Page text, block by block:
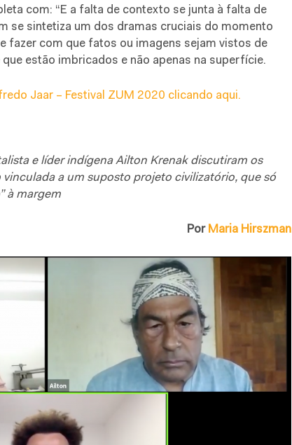
com: “E a falta de contexto se junta à falta de
se sintetiza um dos dramas cruciais do momento
fazer com que fatos ou imagens sejam vistos de
estão imbricados e não apenas na superfície.
Jaar – Festival ZUM 2020 clicando aqui.
e líder indígena Ailton Krenak discutiram os
a um suposto projeto civilizatório, que só
à margem
Por Maria Hirszman